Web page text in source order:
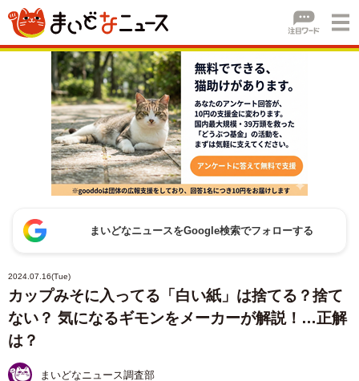
まいどなニュースをGoogle検索でフォローする
2024.07.16(Tue)
カップみそに入ってる「白い紙」は捨てる？捨て
ない？ 気になるギモンをメーカーが解説！…正解
は？
まいどなニュース調査部